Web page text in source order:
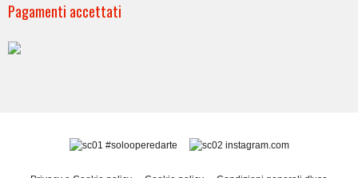
Pagamenti accettati
#solooperedarte instagram.com